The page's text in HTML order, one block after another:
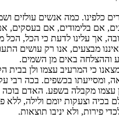
כלפינו. כמה אנשים עולזים
אם בלימודים, אם
אך עלינו לדעת כי הכל, הכל
מבצעים, אנו רק עושים
וההצלחה באים מן השמים.
כי המרעיב עצמו ולן בבית
ומסייעתו בכשפים. בכה רבי
עצמו מקבלה בשפע. האדם בוכה
בכיה וצעקות יומם ולילה, ללא
פירות, ולא יניבו תוצאות.